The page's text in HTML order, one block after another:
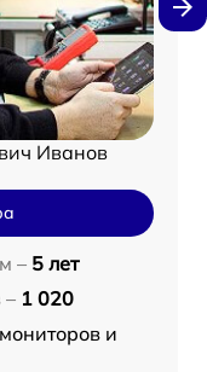
Иванов
– 5 лет
1 020
и